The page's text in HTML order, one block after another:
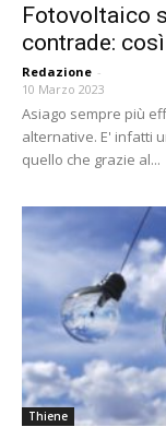
Fotovoltaico
contrade:
Redazione -
10 Marzo 2023
Asiago sempre più
alternative. E' infatti
quello che grazie al...
Thiene